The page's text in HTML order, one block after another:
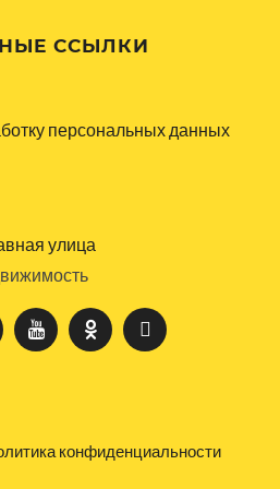
ССЫЛКИ
персональных данных
улица
конфиденциальности